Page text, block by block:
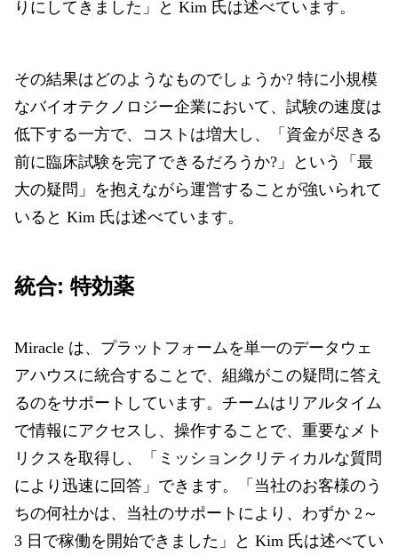
りにしてきました」と Kim 氏は述べています。
その結果はどのようなものでしょうか? 特に小規模
なバイオテクノロジー企業において、 試験の速度は
低下する一方で、コストは増大し、
「資金が尽きる
前に臨床試験を完了できるだろうか?」という「最
大の疑問」を抱えながら運営することが強いられて
いると Kim 氏は述べています。
統合: 特効薬
Miracle は、プラットフォームを単一のデータウェ
アハウスに統合することで、組織がこの疑問に答え
るのをサポートしています。チームはリアルタイム
で情報にアクセスし、操作することで、重要なメト
リクスを取得し、「ミッションクリティカルな質問
により迅速に回答」できます。「当社のお客様のう
ちの何社かは、当社のサポートにより、わずか 2～
3 日で稼働を開始できました」と Kim 氏は述べてい